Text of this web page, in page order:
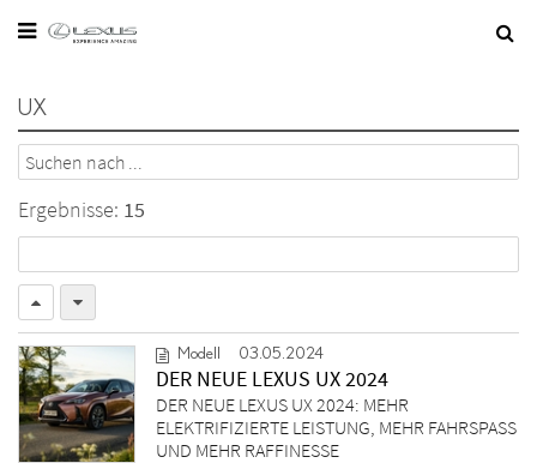
UX
Ergebnisse: 15
Modell 03.05.2024
DER NEUE LEXUS UX 2024
DER NEUE LEXUS UX 2024: MEHR
ELEKTRIFIZIERTE LEISTUNG, MEHR FAHRSPASS
UND MEHR RAFFINESSE